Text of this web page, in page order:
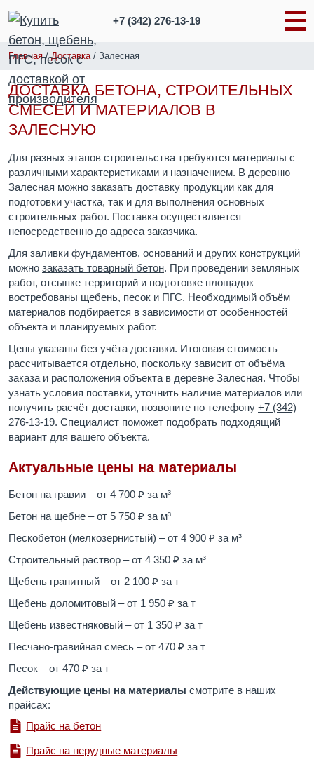
+7 (342)276-13-19
Главная/Доставка/ Залесная
ДОСТАВКА БЕТОНА, СТРОИТЕЛЬНЫХ
СМЕСЕЙ И МАТЕРИАЛОВ В
ЗАЛЕСНУЮ
Для разных этапов строительства требуются материалы с
различными характеристиками и назначением. В деревню
Залесная можно заказать доставку продукции как для
подготовки участка, так и для выполнения основных
строительных работ. Поставка осуществляется
непосредственно до адреса заказчика.
Для заливки фундаментов, оснований и других конструкций
можно заказать товарный бетон. При проведении земляных
работ, отсыпке территорий и подготовке площадок
востребованы щебень, песок и ПГС. Необходимый объём
материалов подбирается в зависимости от особенностей
объекта и планируемых работ.
Цены указаны без учёта доставки. Итоговая стоимость
рассчитывается отдельно, поскольку зависит от объёма
заказа и расположения объекта в деревне Залесная. Чтобы
узнать условия поставки, уточнить наличие материалов или
получить расчёт доставки, позвоните по телефону +7 (342)
276-13-19. Специалист поможет подобрать подходящий
вариант для вашего объекта.
Актуальные цены на материалы
Бетон на гравии – от 4 700 ₽ за м³
Бетон на щебне – от 5 750 ₽ за м³
Пескобетон (мелкозернистый) – от 4 900 ₽ за м³
Строительный раствор – от 4 350 ₽ за м³
Щебень гранитный – от 2 100 ₽ за т
Щебень доломитовый – от 1 950 ₽ за т
Щебень известняковый – от 1 350 ₽ за т
Песчано-гравийная смесь – от 470 ₽ за т
Песок – от 470 ₽ за т
Действующие цены на материалы смотрите в наших
прайсах:
Прайс на бетон
Прайс на нерудные материалы